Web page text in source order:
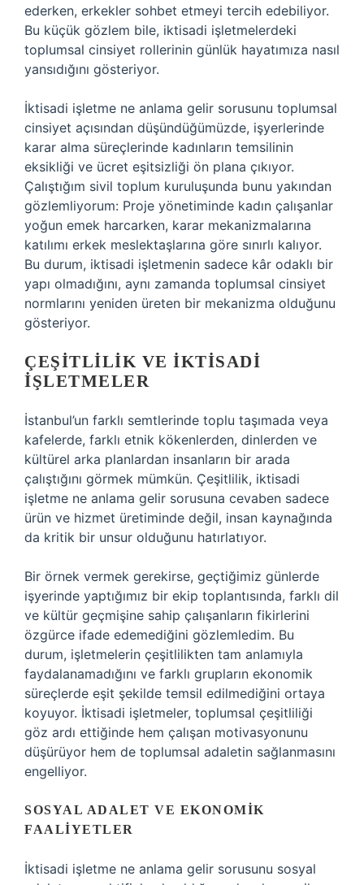
ederken, erkekler sohbet etmeyi tercih edebiliyor.
Bu küçük gözlem bile, iktisadi işletmelerdeki
toplumsal cinsiyet rollerinin günlük hayatımıza nasıl
yansıdığını gösteriyor.
İktisadi işletme ne anlama gelir sorusunu toplumsal
cinsiyet açısından düşündüğümüzde, işyerlerinde
karar alma süreçlerinde kadınların temsilinin
eksikliği ve ücret eşitsizliği ön plana çıkıyor.
Çalıştığım sivil toplum kuruluşunda bunu yakından
gözlemliyorum: Proje yönetiminde kadın çalışanlar
yoğun emek harcarken, karar mekanizmalarına
katılımı erkek meslektaşlarına göre sınırlı kalıyor.
Bu durum, iktisadi işletmenin sadece kâr odaklı bir
yapı olmadığını, aynı zamanda toplumsal cinsiyet
normlarını yeniden üreten bir mekanizma olduğunu
gösteriyor.
ÇEŞITLILIK VE İKTISADI
İŞLETMELER
İstanbul’un farklı semtlerinde toplu taşımada veya
kafelerde, farklı etnik kökenlerden, dinlerden ve
kültürel arka planlardan insanların bir arada
çalıştığını görmek mümkün. Çeşitlilik, iktisadi
işletme ne anlama gelir sorusuna cevaben sadece
ürün ve hizmet üretiminde değil, insan kaynağında
da kritik bir unsur olduğunu hatırlatıyor.
Bir örnek vermek gerekirse, geçtiğimiz günlerde
işyerinde yaptığımız bir ekip toplantısında, farklı dil
ve kültür geçmişine sahip çalışanların fikirlerini
özgürce ifade edemediğini gözlemledim. Bu
durum, işletmelerin çeşitlilikten tam anlamıyla
faydalanamadığını ve farklı grupların ekonomik
süreçlerde eşit şekilde temsil edilmediğini ortaya
koyuyor. İktisadi işletmeler, toplumsal çeşitliliği
göz ardı ettiğinde hem çalışan motivasyonunu
düşürüyor hem de toplumsal adaletin sağlanmasını
engelliyor.
SOSYAL ADALET VE EKONOMIK
FAALIYETLER
İktisadi işletme ne anlama gelir sorusunu sosyal